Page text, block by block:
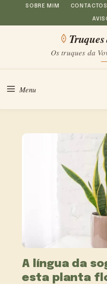
Saltar
para
conteúdo
SOBRE MIM CONTACTOS
Os truques da
Menu
A língua da
esta planta